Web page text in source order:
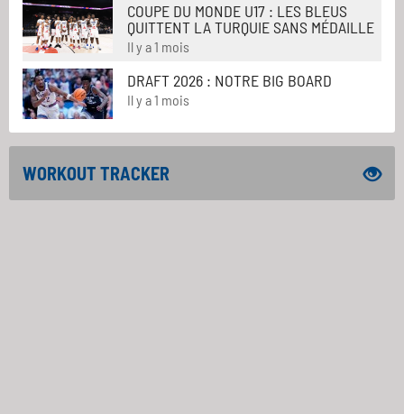
COUPE DU MONDE U17 : LES BLEUS
QUITTENT LA TURQUIE SANS MÉDAILLE
Il y a 1 mois
DRAFT 2026 : NOTRE BIG BOARD
Il y a 1 mois
WORKOUT TRACKER